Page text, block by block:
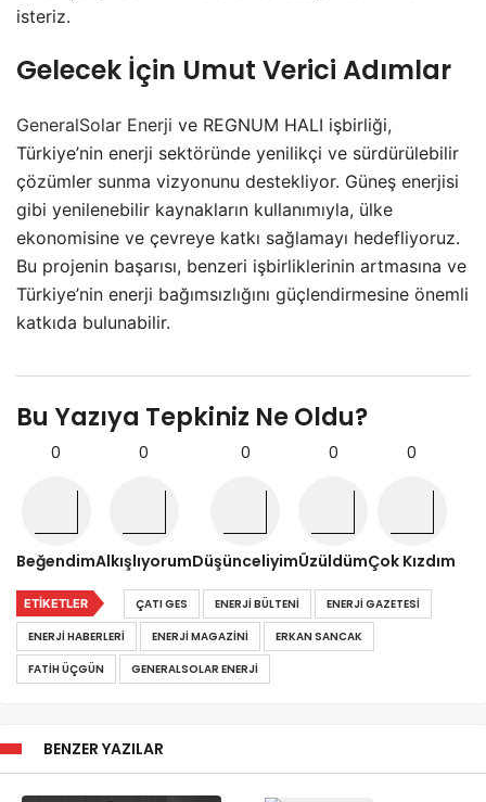
isteriz.
Gelecek İçin Umut Verici Adımlar
GeneralSolar Enerji ve REGNUM HALI işbirliği,
Türkiye’nin enerji sektöründe yenilikçi ve sürdürülebilir
çözümler sunma vizyonunu destekliyor. Güneş enerjisi
gibi yenilenebilir kaynakların kullanımıyla, ülke
ekonomisine ve çevreye katkı sağlamayı hedefliyoruz.
Bu projenin başarısı, benzeri işbirliklerinin artmasına ve
Türkiye’nin enerji bağımsızlığını güçlendirmesine önemli
katkıda bulunabilir.
Bu Yazıya Tepkiniz Ne Oldu?
0
Beğendim
0
Alkışlıyorum
0
Düşünceliyim
0
Üzüldüm
0
Çok Kızdım
ETIKETLER ÇATI GES ENERJI BÜLTENI
ENERJI GAZETESI
ENERJI HABERLERI
ENERJI MAGAZINI
ERKAN SANCAK
FATIH ÜÇGÜN
GENERALSOLAR ENERJI
BENZER YAZILAR